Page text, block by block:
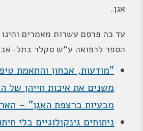
אגן.
עד כה פרסם עשרות מאמרים
הספר לרפואה ע"ש סקלר בתל-
"מודעות, אבחון והתאמת
משנים את איכות חייהן של
מבעיות ברצפת האגן" –
ניתוחים גינקולוגיים בלי